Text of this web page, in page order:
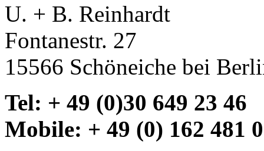
U. + B. Reinhardt
Fontanestr. 27
15566 Schöneiche bei
Tel: + 49 (0)30 649 23 46
Mobile: + 49 (0) 162 481